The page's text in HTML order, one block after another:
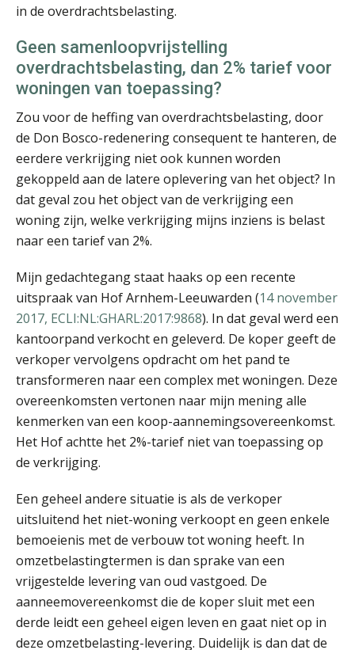
in de overdrachtsbelasting.
Geen samenloopvrijstelling
overdrachtsbelasting, dan 2% tarief voor
woningen van toepassing?
Zou voor de heffing van overdrachtsbelasting, door
de Don Bosco-redenering consequent te hanteren, de
eerdere verkrijging niet ook kunnen worden
gekoppeld aan de latere oplevering van het object? In
dat geval zou het object van de verkrijging een
woning zijn, welke verkrijging mijns inziens is belast
naar een tarief van 2%.
Mijn gedachtegang staat haaks op een recente
uitspraak van Hof Arnhem-Leeuwarden (14 november
2017, ECLI:NL:GHARL:2017:9868). In dat geval werd een
kantoorpand verkocht en geleverd. De koper geeft de
verkoper vervolgens opdracht om het pand te
transformeren naar een complex met woningen. Deze
overeenkomsten vertonen naar mijn mening alle
kenmerken van een koop-aannemingsovereenkomst.
Het Hof achtte het 2%-tarief niet van toepassing op
de verkrijging.
Een geheel andere situatie is als de verkoper
uitsluitend het niet-woning verkoopt en geen enkele
bemoeienis met de verbouw tot woning heeft. In
omzetbelastingtermen is dan sprake van een
vrijgestelde levering van oud vastgoed. De
aanneemovereenkomst die de koper sluit met een
derde leidt een geheel eigen leven en gaat niet op in
deze omzetbelasting-levering. Duidelijk is dan dat de
Jacques Raaijmakers
Jacqueline Nietveld
mr. Ralf Ramakers
Alex Schrijver
mr. Sjoerd Bosma